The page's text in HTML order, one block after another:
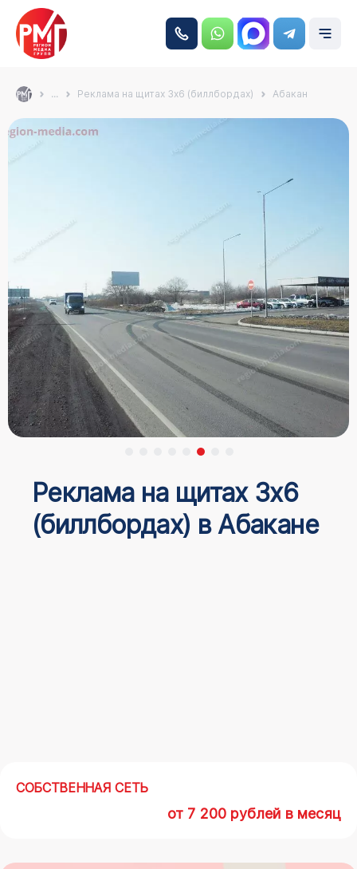
... Реклама на щитах 3х6 (биллбордах) Абакан
Реклама на щитах 3х6
(биллбордах) в Абакане
СОБСТВЕННАЯ СЕТЬ
от 7 200 рублей в месяц